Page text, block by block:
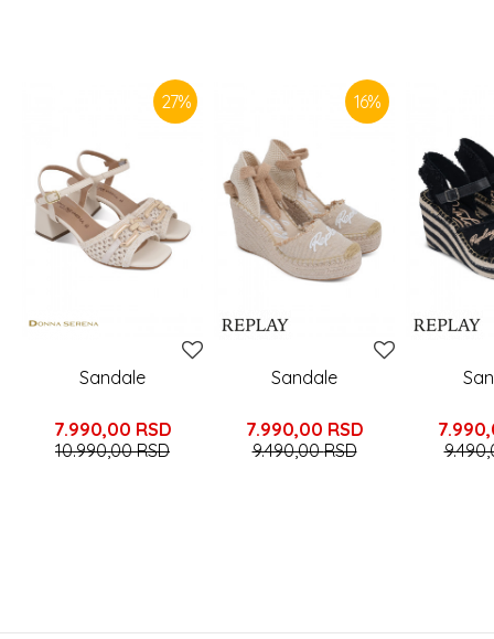
27%
Sandale
7.990,00 RSD
10.990,00RSD
16%
Sandale
7.990,00 RSD
9.490,00RSD